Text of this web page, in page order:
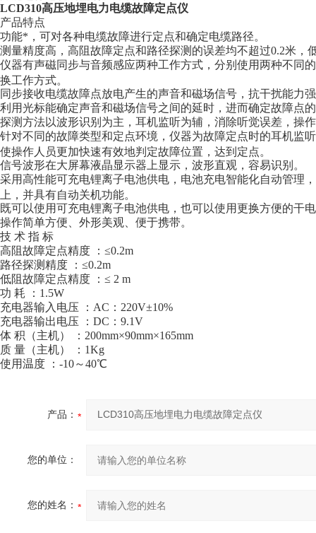
LCD310高压地埋电力电缆故障定点仪
产品特点
功能*，可对各种电缆故障进行定点和确定电缆路径。
测量精度高，高阻故障定点和路径探测的误差均不超过0.2米，
仪器有声磁同步与音频感应两种工作方式，分别使用两种不同
换工作方式。
同步接收电缆故障点放电产生的声音和磁场信号，抗干扰能力
利用光标能确定声音和磁场信号之间的延时，进而确定故障点
探测方法以波形识别为主，耳机监听为辅，消除听觉误差，操
针对不同的故障类型和定点环境，仪器为故障定点时的耳机监
使操作人员更加快速有效地判定故障位置，达到定点。
信号波形在大屏幕液晶显示器上显示，波形直观，容易识别。
采用高性能可充电锂离子电池供电，电池充电智能化自动管理
上，并具有自动关机功能。
既可以使用可充电锂离子电池供电，也可以使用更换方便的干
操作简单方便、外形美观、便于携带。
技 术 指 标
高阻故障定点精度 ：≤0.2m
路径探测精度 ：≤0.2m
低阻故障定点精度 ：≤ 2 m
功 耗 ：1.5W
充电器输入电压 ：AC：220V±10%
充电器输出电压 ：DC：9.1V
体 积（主机） ：200mm×90mm×165mm
质 量（主机） ：1Kg
使用温度 ：-10～40℃
产品：
您的单位：
您的姓名：